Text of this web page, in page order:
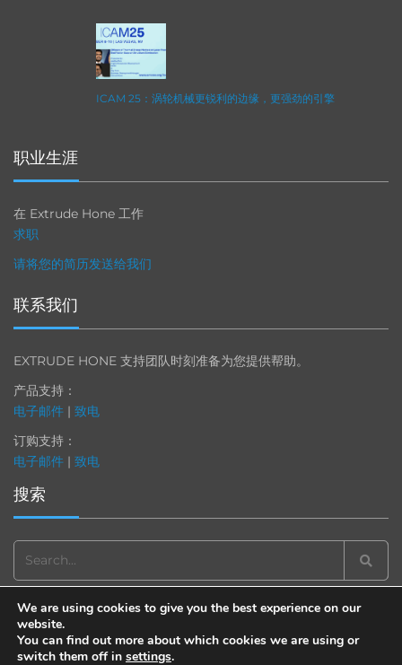
ICAM 25：涡轮机械更锐利的边缘，更强劲的引擎
职业生涯
在 Extrude Hone 工作
求职
请将您的简历发送给我们
联系我们
EXTRUDE HONE 支持团队时刻准备为您提供帮助。
产品支持：
电子邮件 | 致电
订购支持：
电子邮件 | 致电
搜索
Search
for:
We are using cookies to give you the best experience on our
website.
You can find out more about which cookies we are using or
switch them off in settings.